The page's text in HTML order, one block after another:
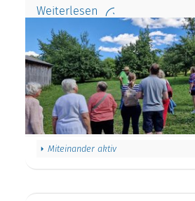
Weiterlesen
Miteinander aktiv